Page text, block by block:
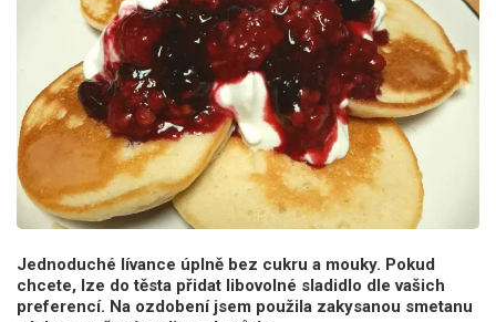
Jednoduché lívance úplně bez cukru a mouky. Pokud
chcete, lze do těsta přidat libovolné sladidlo dle vašich
preferencí. Na ozdobení jsem použila zakysanou smetanu